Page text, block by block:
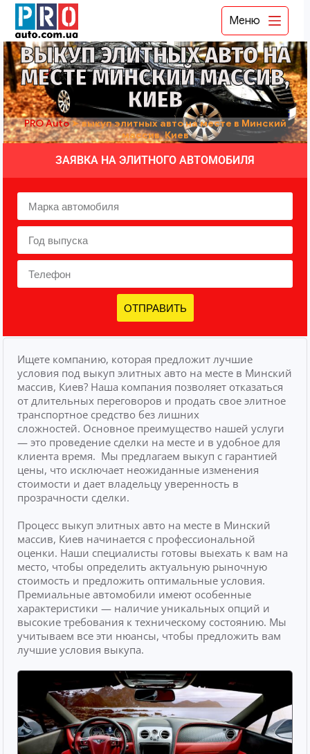
Меню
ВЫКУП ЭЛИТНЫХ АВТО НА
МЕСТЕ МИНСКИЙ МАССИВ,
КИЕВ
PRO Auto➤выкуп элитных авто на месте в Минский
массив, Киев
ЗАЯВКА НА ЭЛИТНОГО АВТОМОБИЛЯ
ОТПРАВИТЬ
Ищете компанию, которая предложит лучшие
условия под выкуп элитных авто на месте в Минский
массив, Киев? Наша компания позволяет отказаться
от длительных переговоров и продать свое элитное
транспортное средство без лишних
сложностей. Основное преимущество нашей услуги
— это проведение сделки на месте и в удобное для
клиента время. Мы предлагаем выкуп с гарантией
цены, что исключает неожиданные изменения
стоимости и дает владельцу уверенность в
прозрачности сделки.
Процесс выкуп элитных авто на месте в Минский
массив, Киев начинается с профессиональной
оценки. Наши специалисты готовы выехать к вам на
место, чтобы определить актуальную рыночную
стоимость и предложить оптимальные условия.
Премиальные автомобили имеют особенные
характеристики — наличие уникальных опций и
высокие требования к техническому состоянию. Мы
учитываем все эти нюансы, чтобы предложить вам
лучшие условия выкупа.